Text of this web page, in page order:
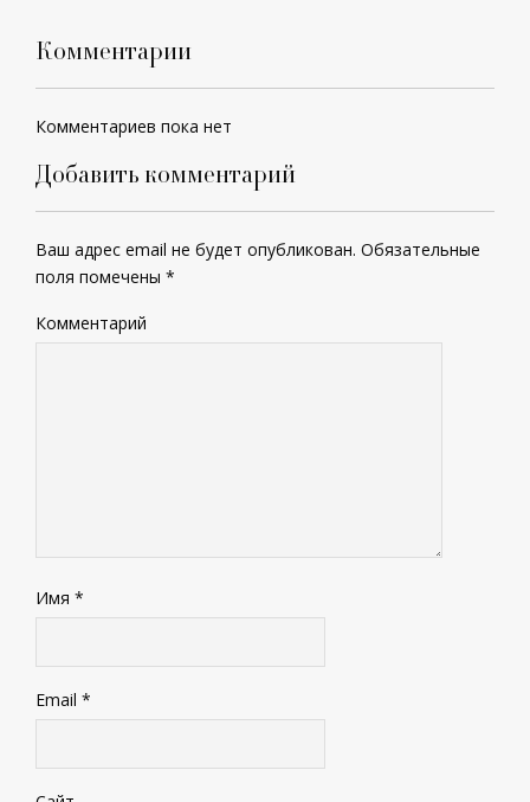
Комментарии
Комментариев пока нет
Добавить комментарий
Ваш адрес email не будет опубликован. Обязательные
поля помечены *
Комментарий
Имя *
Email *